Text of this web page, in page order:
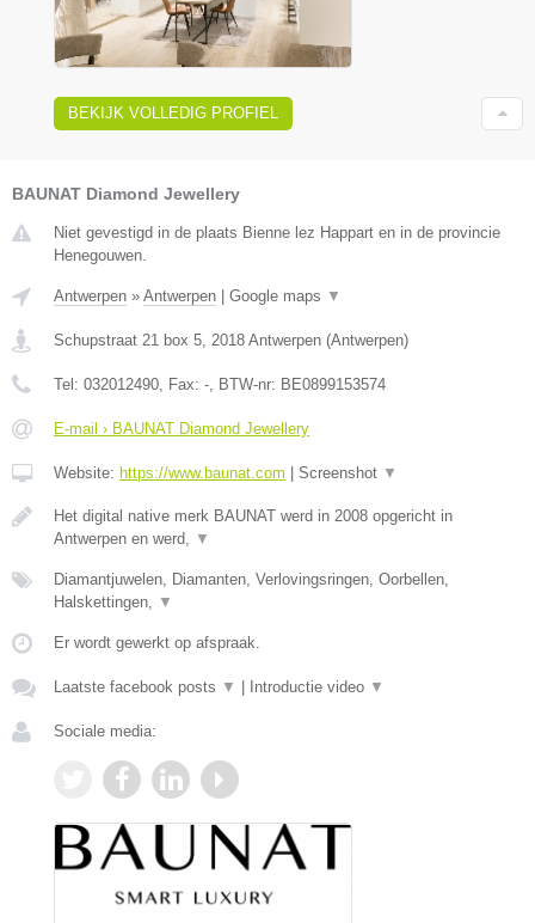
BEKIJK VOLLEDIG PROFIEL
BAUNAT Diamond Jewellery
Niet gevestigd in de plaats Bienne lez Happart en in de provincie
Henegouwen.
Antwerpen » Antwerpen Google maps ▼
Schupstraat 21 box 5 2018 Antwerpen (Antwerpen)
Tel: 032012490 , Fax: - , BTW-nr: BE0899153574
E-mail › BAUNAT Diamond Jewellery
Website: https://www.baunat.com Screenshot ▼
Het digital native merk BAUNAT werd in 2008 opgericht in
Antwerpen en werd,
▼
Diamantjuwelen, Diamanten, Verlovingsringen, Oorbellen,
Halskettingen,
▼
Er wordt gewerkt op afspraak.
Laatste facebook posts ▼ Introductie video ▼
Sociale media: